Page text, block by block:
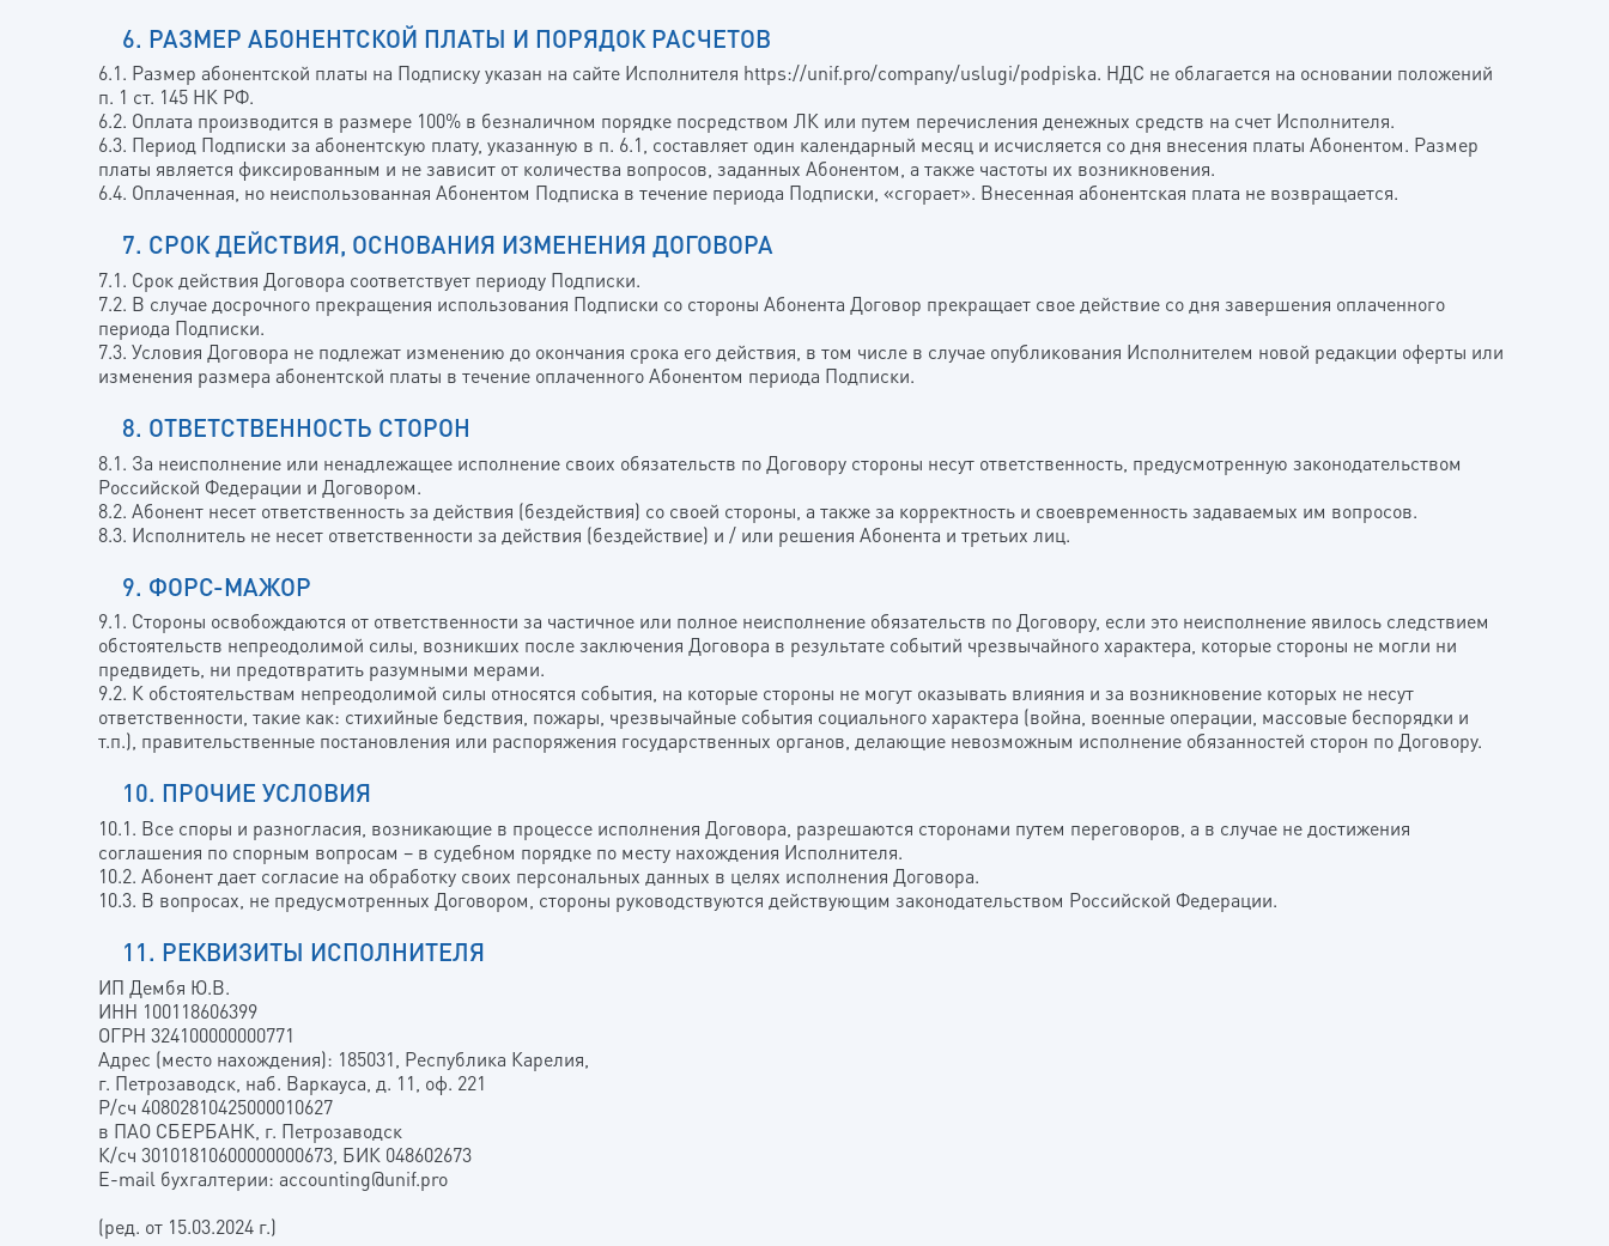
6. РАЗМЕР АБОНЕНТСКОЙ ПЛАТЫ И ПОРЯДОК РАСЧЕТОВ
6.1. Размер абонентской платы на Подписку указан на сайте Исполнителя https://unif.pro/company/uslugi/podpiska. НДС не облагается на основании положений
п. 1 ст. 145 НК РФ.
6.2. Оплата производится в размере 100% в безналичном порядке посредством ЛК или путем перечисления денежных средств на счет Исполнителя.
6.3. Период Подписки за абонентскую плату, указанную в п. 6.1, составляет один календарный месяц и исчисляется со дня внесения платы Абонентом. Размер
платы является фиксированным и не зависит от количества вопросов, заданных Абонентом, а также частоты их возникновения.
6.4. Оплаченная, но неиспользованная Абонентом Подписка в течение периода Подписки, «сгорает». Внесенная абонентская плата не возвращается.
7. СРОК ДЕЙСТВИЯ, ОСНОВАНИЯ ИЗМЕНЕНИЯ ДОГОВОРА
7.1. Срок действия Договора соответствует периоду Подписки.
7.2. В случае досрочного прекращения использования Подписки со стороны Абонента Договор прекращает свое действие со дня завершения оплаченного
периода Подписки.
7.3. Условия Договора не подлежат изменению до окончания срока его действия, в том числе в случае опубликования Исполнителем новой редакции оферты или
изменения размера абонентской платы в течение оплаченного Абонентом периода Подписки.
8. ОТВЕТСТВЕННОСТЬ СТОРОН
8.1. За неисполнение или ненадлежащее исполнение своих обязательств по Договору стороны несут ответственность, предусмотренную законодательством
Российской Федерации и Договором.
8.2. Абонент несет ответственность за действия (бездействия) со своей стороны, а также за корректность и своевременность задаваемых им вопросов.
8.3. Исполнитель не несет ответственности за действия (бездействие) и / или решения Абонента и третьих лиц.
9. ФОРС-МАЖОР
9.1. Стороны освобождаются от ответственности за частичное или полное неисполнение обязательств по Договору, если это неисполнение явилось следствием
обстоятельств непреодолимой силы, возникших после заключения Договора в результате событий чрезвычайного характера, которые стороны не могли ни
предвидеть, ни предотвратить разумными мерами.
9.2. К обстоятельствам непреодолимой силы относятся события, на которые стороны не могут оказывать влияния и за возникновение которых не несут
ответственности, такие как: стихийные бедствия, пожары, чрезвычайные события социального характера (война, военные операции, массовые беспорядки и
т.п.), правительственные постановления или распоряжения государственных органов, делающие невозможным исполнение обязанностей сторон по Договору.
10. ПРОЧИЕ УСЛОВИЯ
10.1. Все споры и разногласия, возникающие в процессе исполнения Договора, разрешаются сторонами путем переговоров, а в случае не достижения
соглашения по спорным вопросам – в судебном порядке по месту нахождения Исполнителя.
10.2. Абонент дает согласие на обработку своих персональных данных в целях исполнения Договора.
10.3. В вопросах, не предусмотренных Договором, стороны руководствуются действующим законодательством Российской Федерации.
11. РЕКВИЗИТЫ ИСПОЛНИТЕЛЯ
ИП Дембя Ю.В.
ИНН 100118606399
ОГРН 324100000000771
Адрес (место нахождения): 185031, Республика Карелия,
г. Петрозаводск, наб. Варкауса, д. 11, оф. 221
Р/сч 40802810425000010627
в ПАО СБЕРБАНК, г. Петрозаводск
К/сч 30101810600000000673, БИК 048602673
E-mail бухгалтерии: accounting@unif.pro
(ред. от 15.03.2024 г.)
КНОПКА
ВАША ЗАЯВКА ПРИНЯТА